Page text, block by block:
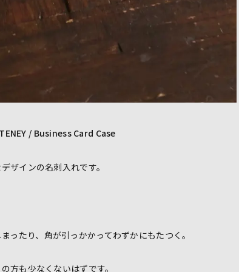
/ Business Card Case
ザインの名刺入れです。
ったり、角が引っかかってわずかにもたつく。
方も少なくないはずです。